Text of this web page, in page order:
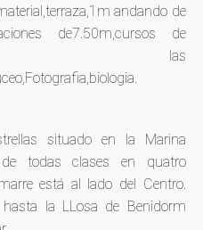
andando de
de7.50m,cursos de
las
situado en la Marina
de todas clases en quatro
está al lado del Centro.
la LLosa de Benidorm